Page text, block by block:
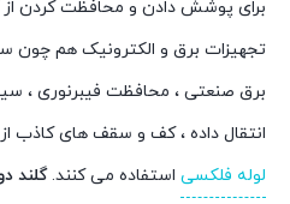
برای پوشش دادن و محافظت کردن از
تجهیزات برق و الکترونیک هم چون
برق صنعتی ، محافظت فیبرنوری ،
انتقال داده ، کف و سقف های کاذب
لوله فلکسی استفاده می کنند.